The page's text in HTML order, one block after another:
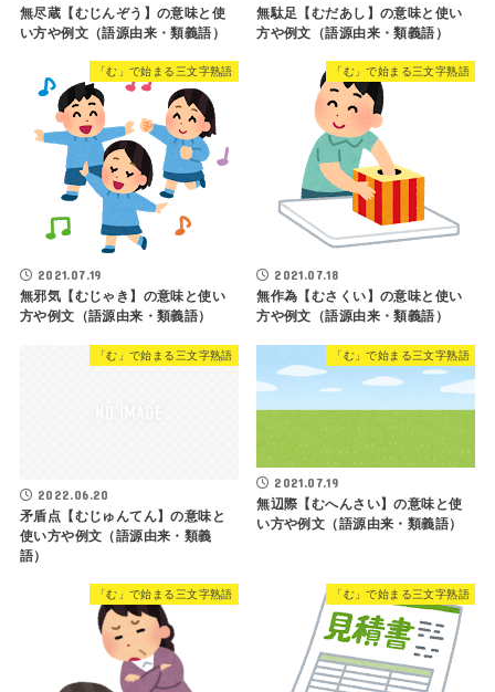
無尽蔵【むじんぞう】の意味と使
い方や例文（語源由来・類義語）
無駄足【むだあし】の意味と使い
方や例文（語源由来・類義語）
「む」で始まる三文字熟語
2021.07.19
無邪気【むじゃき】の意味と使い
方や例文（語源由来・類義語）
「む」で始まる三文字熟語
2021.07.18
無作為【むさくい】の意味と使い
方や例文（語源由来・類義語）
「む」で始まる三文字熟語
2022.06.20
矛盾点【むじゅんてん】の意味と
使い方や例文（語源由来・類義
語）
「む」で始まる三文字熟語
2021.07.19
無辺際【むへんさい】の意味と使
い方や例文（語源由来・類義語）
「む」で始まる三文字熟語 「む」で始まる三文字熟語